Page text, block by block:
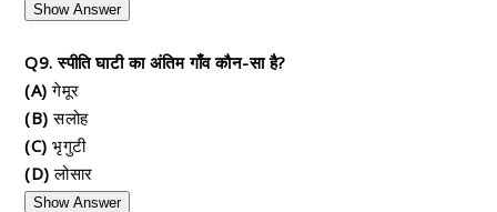
Show Answer
Q9. स्पीति घाटी का अंतिम गाँव कौन-सा है?
(A) गेमूर
(B) सलोह
(C) भृगुटी
(D) लोसार
Show Answer